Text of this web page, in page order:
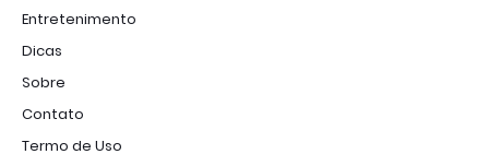
Entretenimento
Dicas
Sobre
Contato
Termo de Uso